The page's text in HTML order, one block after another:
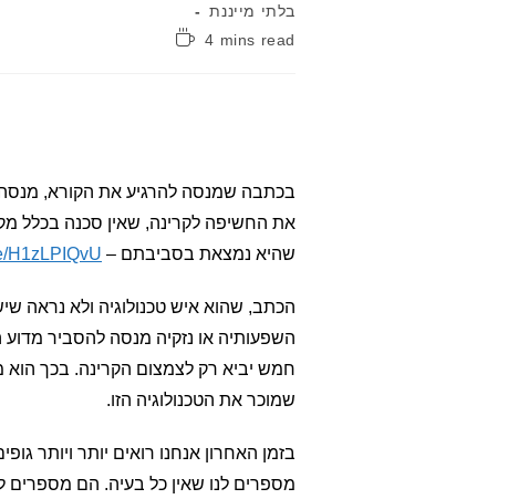
בלתי מייננת
זמן
4 mins read
בכתבה שמנסה להרגיע את הקורא,
את החשיפה לקרינה, שאין סכנה בכלל
שהיא נמצאת בסביבתם – H1zLPIQvU
הכתב, שהוא איש טכנולוגיה ולא נראה
השפעותיה או נזקיה מנסה להסביר מדוע
חמש יביא רק לצמצום הקרינה. בכך
שמוכר את הטכנולוגיה הזו.
בזמן האחרון אנחנו רואים יותר ויותר
מספרים לנו שאין כל בעיה. הם מספרים